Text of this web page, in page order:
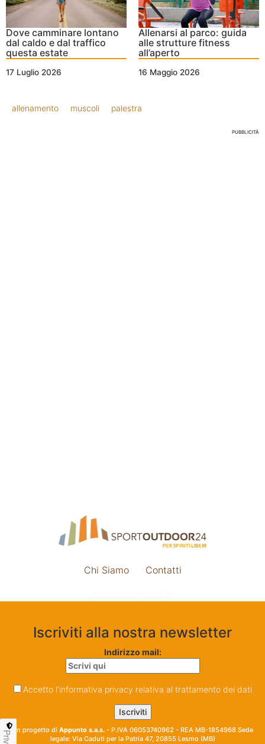
Dove camminare lontano
dal caldo e dal traffico
questa estate
17 Luglio 2026
Allenarsi al parco: guida
alle strutture fitness
all’aperto
16 Maggio 2026
allenamento muscoli palestra
PUBBLICITÀ
Chi Siamo Contatti
Iscriviti alla nostra newsletter
Indirizzo mail:
Accetto l'informativa privacy relativa al trattamento dei dati
Un progetto di Appunto s.a.s. - P.IVA 06053740962 - REA MB-1854968 Sede
legale: Via Caduti per la Patria 47, 20855 Lesmo (MB)